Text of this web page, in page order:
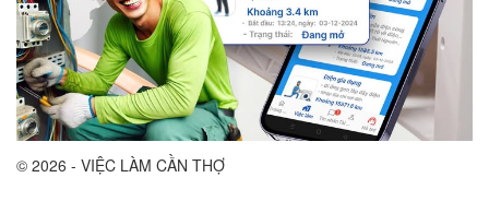
© 2026 - VIỆC LÀM CẦN THỢ